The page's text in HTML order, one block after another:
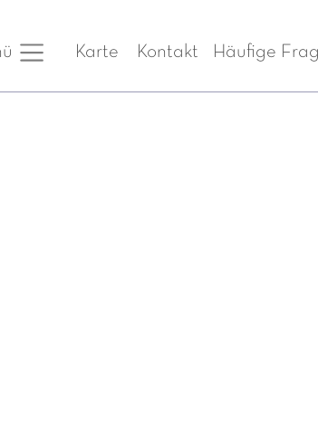
Karte Kontakt Häufige